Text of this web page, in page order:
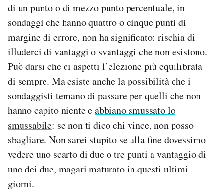
di un punto o di mezzo punto percentuale, in
sondaggi che hanno quattro o cinque punti di
margine di errore, non ha significato: rischia di
illuderci di vantaggi o svantaggi che non esistono.
Può darsi che ci aspetti l’elezione più equilibrata
di sempre. Ma esiste anche la possibilità che i
sondaggisti temano di passare per quelli che non
hanno capito niente eabbiano smussato lo
smussabile: se non ti dico chi vince, non posso
sbagliare. Non sarei stupito se alla fine dovessimo
vedere uno scarto di due o tre punti a vantaggio di
uno dei due, magari maturato in questi ultimi
giorni.